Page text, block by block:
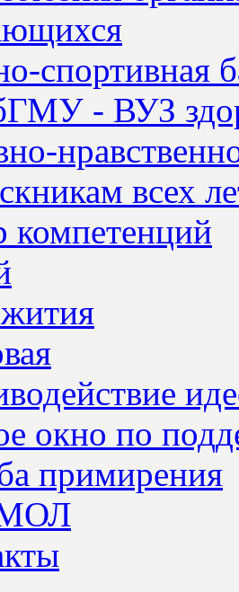
спортивная
- ВУЗ
всех
компетенций
окно по
примирения